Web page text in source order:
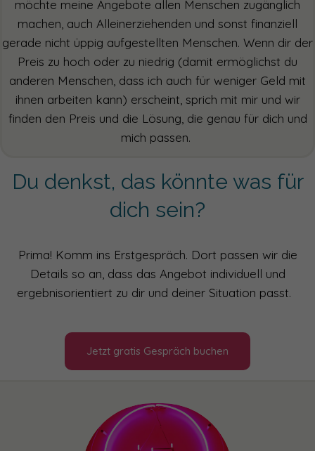
möchte meine Angebote allen Menschen zugänglich
machen, auch Alleinerziehenden und sonst finanziell
gerade nicht üppig aufgestellten Menschen. Wenn dir der
Preis zu hoch oder zu niedrig (damit ermöglichst du
anderen Menschen, dass ich auch für weniger Geld mit
ihnen arbeiten kann) erscheint, sprich mit mir und wir
finden den Preis und die Lösung, die genau für dich und
mich passen.
Du denkst, das könnte was für
dich sein?
Prima! Komm ins Erstgespräch. Dort passen wir die
Details so an, dass das Angebot individuell und
ergebnisorientiert zu dir und deiner Situation passt.
Jetzt gratis Gespräch buchen